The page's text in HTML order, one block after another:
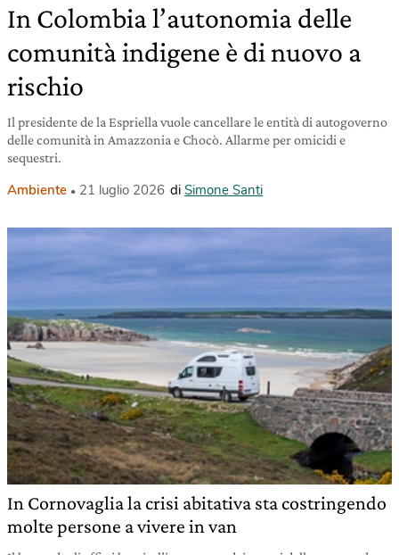
In Colombia l’autonomia delle
comunità indigene è di nuovo a
rischio
Il presidente de la Espriella vuole cancellare le entità di autogoverno
delle comunità in Amazzonia e Chocò. Allarme per omicidi e
sequestri.
Ambiente 21 luglio 2026 di Simone Santi
In Cornovaglia la crisi abitativa sta costringendo
molte persone a vivere in van